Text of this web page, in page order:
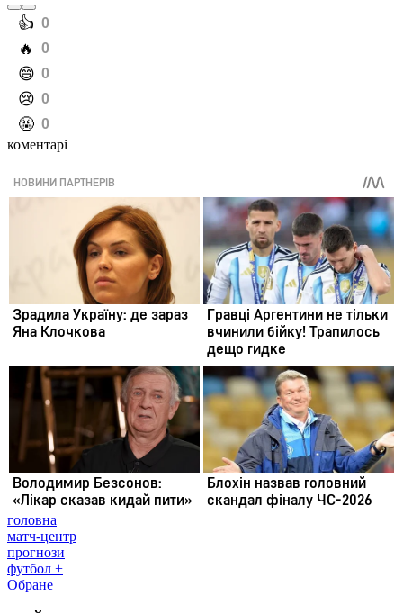
️👍 0
️🔥 0
️😄 0
️😢 0
️🤬 0
коментарі
головна
матч-центр
прогнози
футбол +
Обране